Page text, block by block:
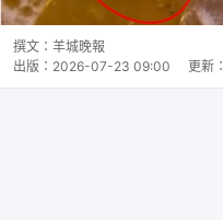
撰文： 羊城晚報
出版： 2026-07-23 09:00 更新：